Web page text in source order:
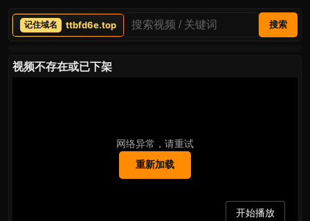
ttbfd6e.top 搜索
视频不存在或已下架
网络异常，请重试
重新加载
开始播放